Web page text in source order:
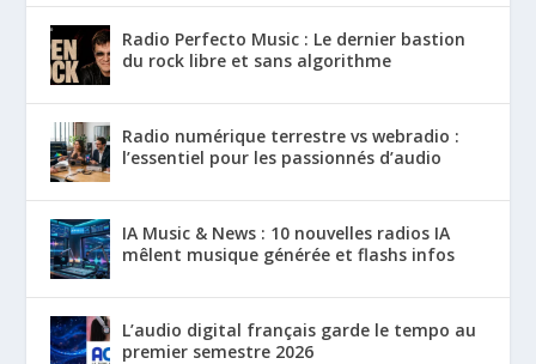
Radio Perfecto Music : Le dernier bastion
du rock libre et sans algorithme
Radio numérique terrestre vs webradio :
l’essentiel pour les passionnés d’audio
IA Music & News : 10 nouvelles radios IA
mêlent musique générée et flashs infos
L’audio digital français garde le tempo au
premier semestre 2026